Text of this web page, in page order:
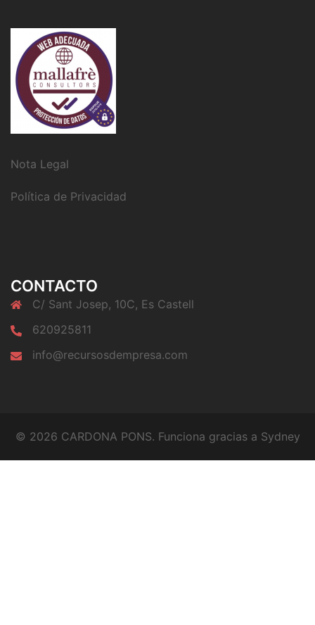
Nota Legal
Política de Privacidad
CONTACTO
C/ Sant Josep, 10C, Es Castell
620925811
info@recursosdempresa.com
© 2026 CARDONA PONS. Funciona gracias a Sydney